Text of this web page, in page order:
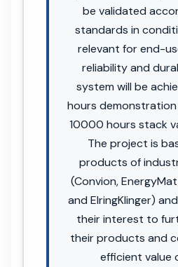
be validated
standards in
relevant for end-
reliability and
system will be
hours
10000 hours stack
The project is
products of
(Convion,
and ElringKlinger)
their interest to
their products and
efficient value